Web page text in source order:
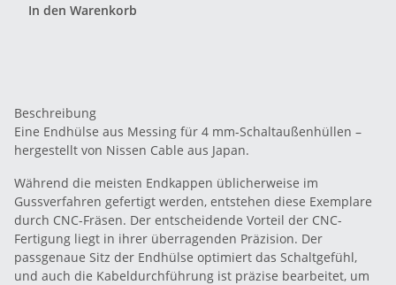
In den Warenkorb
Beschreibung
Eine Endhülse aus Messing für 4 mm-Schaltaußenhüllen –
hergestellt von Nissen Cable aus Japan.
Während die meisten Endkappen üblicherweise im
Gussverfahren gefertigt werden, entstehen diese Exemplare
durch CNC-Fräsen. Der entscheidende Vorteil der CNC-
Fertigung liegt in ihrer überragenden Präzision. Der
passgenaue Sitz der Endhülse optimiert das Schaltgefühl,
und auch die Kabeldurchführung ist präzise bearbeitet, um